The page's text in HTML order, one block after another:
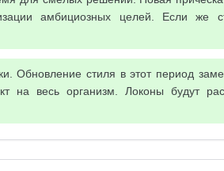
амбициозных целей. Если же
Обновление стиля в этот период
на весь организм. Локоны будут